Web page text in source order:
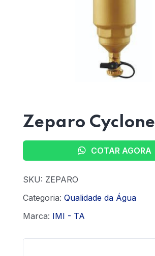
Zeparo Cyclone
COTAR AGORA
SKU: ZEPARO
Categoria: Qualidade da Água
Marca: IMI - TA